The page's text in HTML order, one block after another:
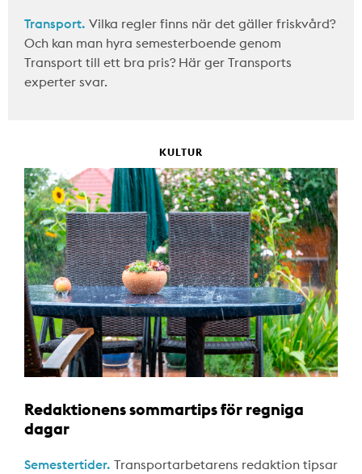
Transport. Vilka regler finns när det gäller friskvård?
Och kan man hyra semesterboende genom
Transport till ett bra pris? Här ger Transports
experter svar.
KULTUR
Redaktionens sommartips för regniga
dagar
Semestertider. Transportarbetarens redaktion tipsar